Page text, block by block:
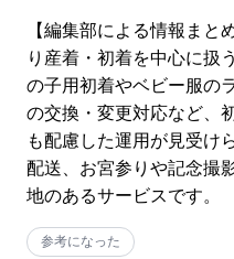
【編集部による情報ま
り産着・初着を中心に扱
の子用初着やベビー服の
の交換・変更対応など、
も配慮した運用が見受け
配送、お宮参りや記念撮
地のあるサービスです。
参考になった